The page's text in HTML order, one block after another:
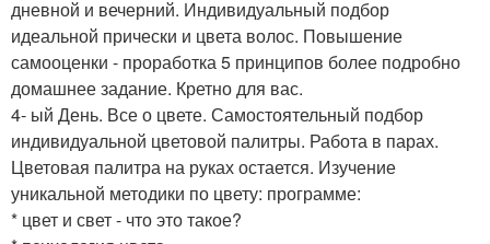
дневной и вечерний. Индивидуальный подбор
идеальной прически и цвета волос. Повышение
самооценки - проработка 5 принципов более подробно
домашнее задание. Кретно для вас.
4- ый День. Все о цвете. Самостоятельный подбор
индивидуальной цветовой палитры. Работа в парах.
Цветовая палитра на руках остается. Изучение
уникальной методики по цвету: программе:
* цвет и свет - что это такое?